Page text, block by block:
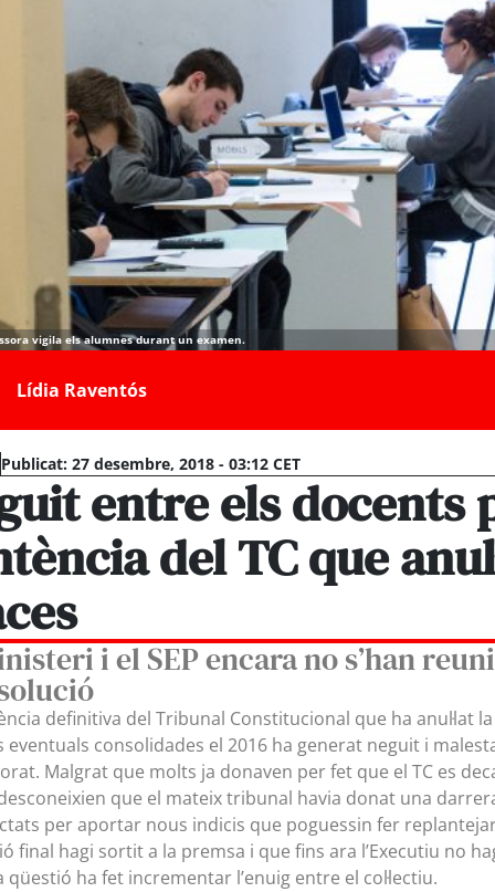
vigila els alumnes durant un examen.
Lídia Raventós
Publicat: 27 desembre, 2018 - 03:12 CET
entre els docents
del TC que
i el SEP encara no s’han
definitiva del Tribunal Constitucional que ha anul·lat
eventuals consolidades el 2016 ha generat neguit i
Malgrat que molts ja donaven per fet que el TC es
que el mateix tribunal havia donat una
per aportar nous indicis que poguessin fer
final hagi sortit a la premsa i que fins ara l’Executiu no
qüestió ha fet incrementar l’enuig entre el col·lectiu.